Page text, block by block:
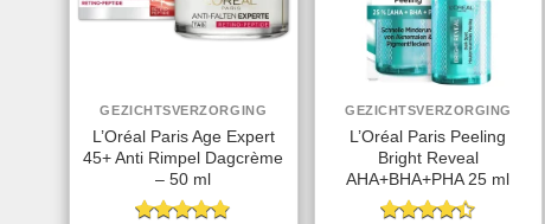
GEZICHTSVERZORGING
L’Oréal Paris Age Expert
45+ Anti Rimpel Dagcrème
– 50 ml
GEZICHTSVERZORGING
L’Oréal Paris Peeling
Bright Reveal
AHA+BHA+PHA 25 ml